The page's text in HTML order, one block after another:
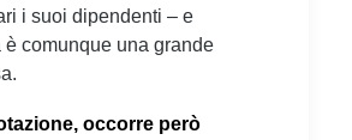
i suoi dipendenti – e
è comunque una grande
occorre però